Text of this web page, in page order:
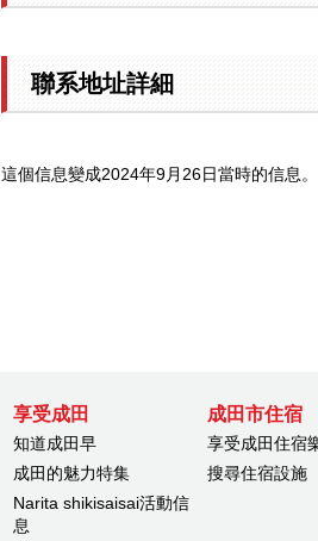
聯系地址詳細
這個信息變成2024年9月26日當時的信息。
享受成田
知道成田早
成田的魅力特集
Narita shikisaisai活動信
息
成田市住宿
享受成田住宿
搜尋住宿設施